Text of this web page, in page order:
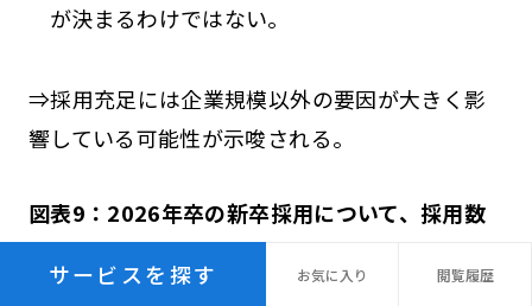
が決まるわけではない。
⇒採用充足には企業規模以外の要因が大きく影
響している可能性が示唆される。
図表9：2026年卒の新卒採用について、採用数
の計画に対する充足状況はどうですか。もっと
も近いものを選んでください。（単一回答）
サービスを探す お気に 入り 閲覧履歴